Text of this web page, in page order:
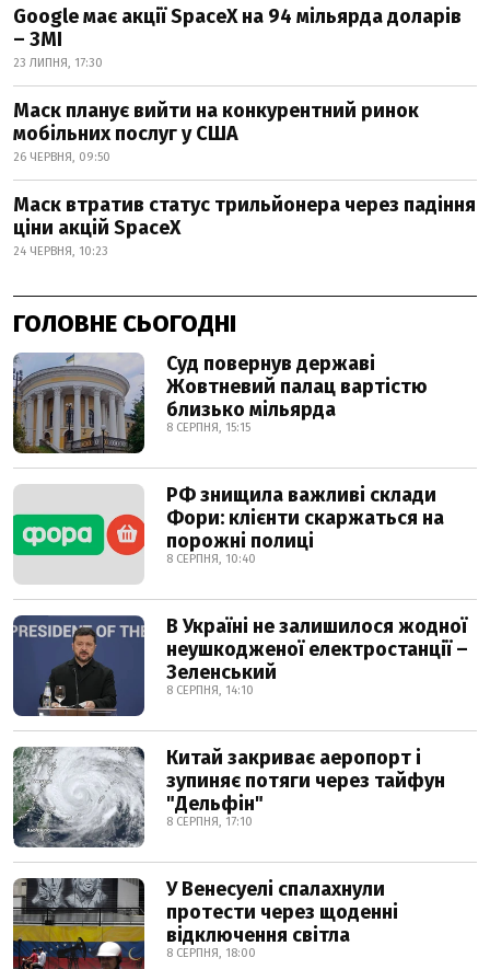
Google має акції SpaceX на 94 мільярда доларів
– ЗМІ
23 ЛИПНЯ, 17:30
Маск планує вийти на конкурентний ринок
мобільних послуг у США
26 ЧЕРВНЯ, 09:50
Маск втратив статус трильйонера через падіння
ціни акцій SpaceX
24 ЧЕРВНЯ, 10:23
ГОЛОВНЕ СЬОГОДНІ
Суд повернув державі
Жовтневий палац вартістю
близько мільярда
8 СЕРПНЯ, 15:15
РФ знищила важливі склади
Фори: клієнти скаржаться на
порожні полиці
8 СЕРПНЯ, 10:40
В Україні не залишилося жодної
неушкодженої електростанції –
Зеленський
8 СЕРПНЯ, 14:10
Китай закриває аеропорт і
зупиняє потяги через тайфун
"Дельфін"
8 СЕРПНЯ, 17:10
У Венесуелі спалахнули
протести через щоденні
відключення світла
8 СЕРПНЯ, 18:00